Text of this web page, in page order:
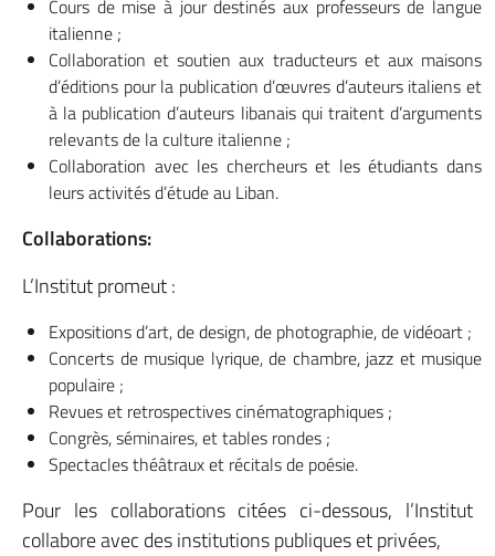
Cours de mise à jour destinés aux professeurs de langue
italienne ;
Collaboration et soutien aux traducteurs et aux maisons
d’éditions pour la publication d’œuvres d’auteurs italiens et
à la publication d’auteurs libanais qui traitent d’arguments
relevants de la culture italienne ;
Collaboration avec les chercheurs et les étudiants dans
leurs activités d’étude au Liban.
Collaborations:
L’Institut promeut :
Expositions d’art, de design, de photographie, de vidéoart ;
Concerts de musique lyrique, de chambre, jazz et musique
populaire ;
Revues et retrospectives cinématographiques ;
Congrès, séminaires, et tables rondes ;
Spectacles théâtraux et récitals de poésie.
Pour les collaborations citées ci-dessous, l’Institut
collabore avec des institutions publiques et privées,